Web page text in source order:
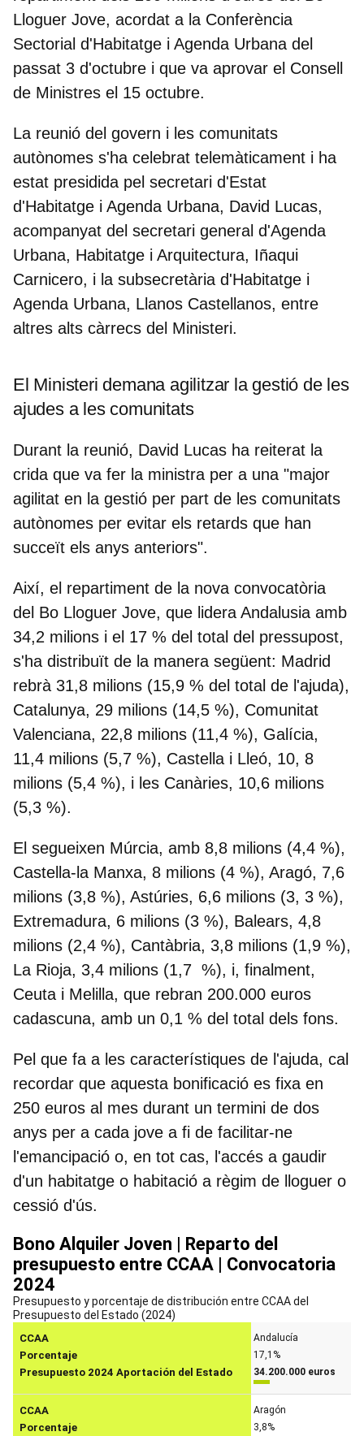
Lloguer Jove, acordat a la Conferència
Sectorial d'Habitatge i Agenda Urbana del
passat 3 d'octubre i que va aprovar el Consell
de Ministres el 15 octubre.
La reunió del govern i les comunitats
autònomes s'ha celebrat telemàticament i ha
estat presidida pel secretari d'Estat
d'Habitatge i Agenda Urbana, David Lucas,
acompanyat del secretari general d'Agenda
Urbana, Habitatge i Arquitectura, Iñaqui
Carnicero, i la subsecretària d'Habitatge i
Agenda Urbana, Llanos Castellanos, entre
altres alts càrrecs del Ministeri.
El Ministeri demana agilitzar la gestió de les
ajudes a les comunitats
Durant la reunió, David Lucas ha reiterat la
crida que va fer la ministra per a una "major
agilitat en la gestió per part de les comunitats
autònomes per evitar els retards que han
succeït els anys anteriors".
Així, el repartiment de la nova convocatòria
del Bo Lloguer Jove, que lidera Andalusia amb
34,2 milions i el 17 % del total del pressupost,
s'ha distribuït de la manera següent: Madrid
rebrà 31,8 milions (15,9 % del total de l'ajuda),
Catalunya, 29 milions (14,5 %), Comunitat
Valenciana, 22,8 milions (11,4 %), Galícia,
11,4 milions (5,7 %), Castella i Lleó, 10, 8
milions (5,4 %), i les Canàries, 10,6 milions
(5,3 %).
El segueixen Múrcia, amb 8,8 milions (4,4 %),
Castella-la Manxa, 8 milions (4 %), Aragó, 7,6
milions (3,8 %), Astúries, 6,6 milions (3, 3 %),
Extremadura, 6 milions (3 %), Balears, 4,8
milions (2,4 %), Cantàbria, 3,8 milions (1,9 %),
La Rioja, 3,4 milions (1,7 %), i, finalment,
Ceuta i Melilla, que rebran 200.000 euros
cadascuna, amb un 0,1 % del total dels fons.
Pel que fa a les característiques de l'ajuda, cal
recordar que aquesta bonificació es fixa en
250 euros al mes durant un termini de dos
anys per a cada jove a fi de facilitar-ne
l'emancipació o, en tot cas, l'accés a gaudir
d'un habitatge o habitació a règim de lloguer o
cessió d'ús.